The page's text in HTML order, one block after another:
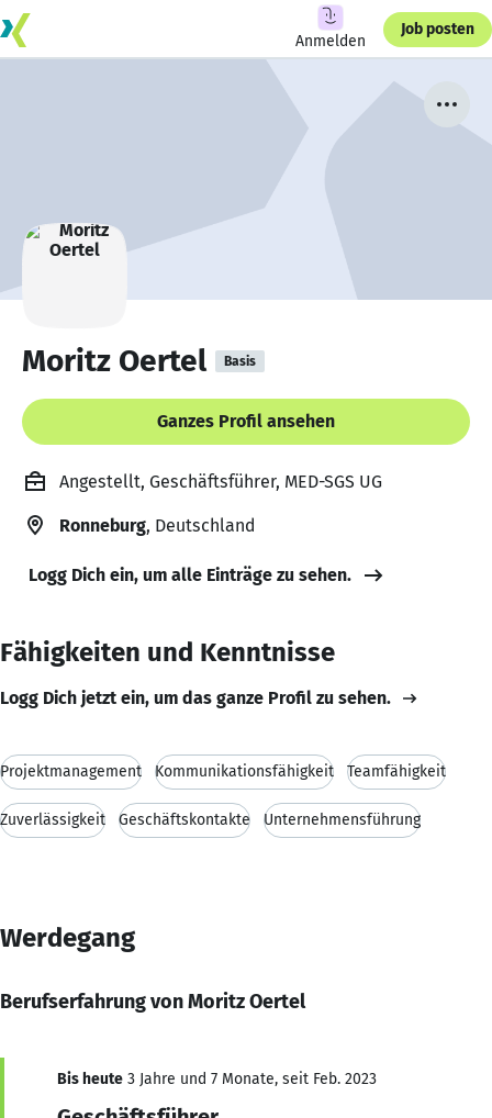
Anmelden
Job posten
Moritz Oertel Basis
Ganzes Profil ansehen
Angestellt, Geschäftsführer, MED-SGS UG
Ronneburg, Deutschland
Logg Dich ein, um alle Einträge zu sehen.
Fähigkeiten und Kenntnisse
Logg Dich jetzt ein, um das ganze Profil zu sehen.
Projektmanagement Kommunikationsfähigkeit Teamfähigkeit
Zuverlässigkeit Geschäftskontakte Unternehmensführung
Werdegang
Berufserfahrung von Moritz Oertel
Bis heute 3 Jahre und 7 Monate, seit Feb. 2023